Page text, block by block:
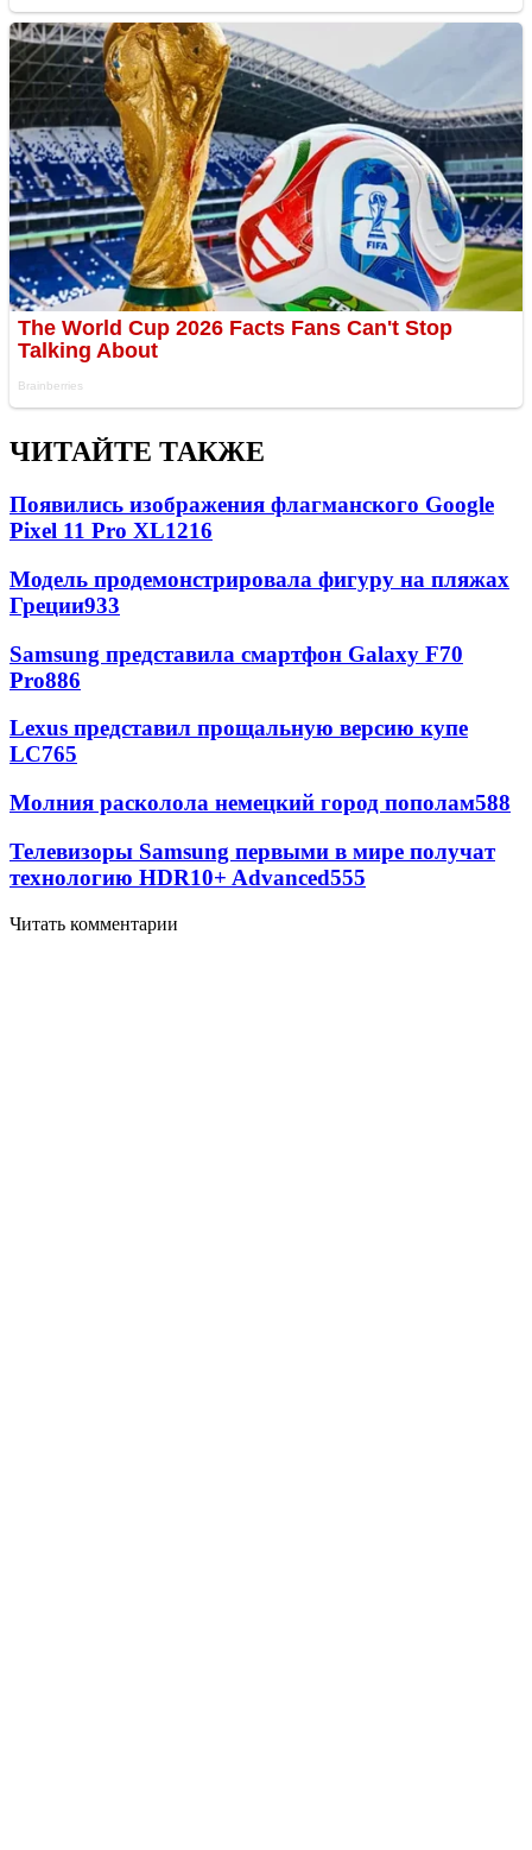
ЧИТАЙТЕ ТАКЖЕ
Появились изображения флагманского Google
Pixel 11 Pro XL1216
Модель продемонстрировала фигуру на пляжах
Греции933
Samsung представила смартфон Galaxy F70
Pro886
Lexus представил прощальную версию купе
LC765
Молния расколола немецкий город пополам588
Телевизоры Samsung первыми в мире получат
технологию HDR10+ Advanced555
Читать комментарии